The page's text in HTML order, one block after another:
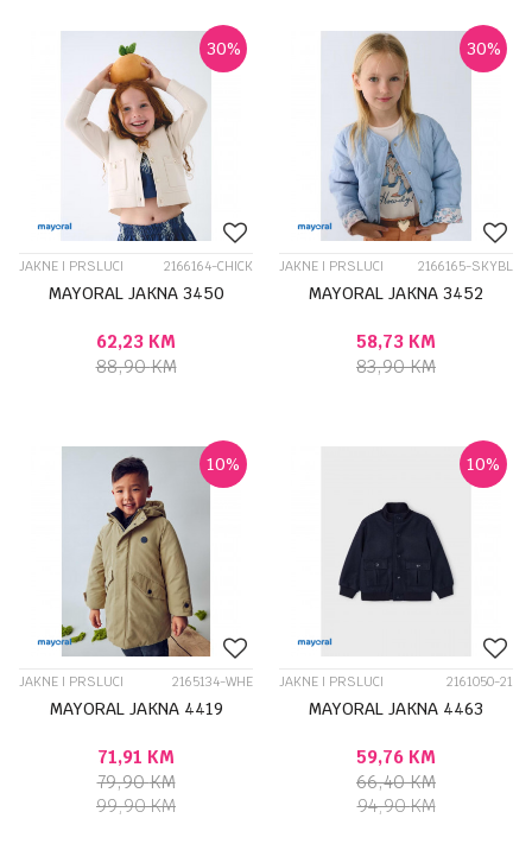
30%
JAKNE I PRSLUCI 2166164-CHICK
MAYORAL JAKNA 3450
62,23 KM
88,90KM
30%
JAKNE I PRSLUCI 2166165-SKYBL
MAYORAL JAKNA 3452
58,73 KM
83,90KM
10%
JAKNE I PRSLUCI 2165134-WHE
MAYORAL JAKNA 4419
71,91 KM
79,90KM
99,90KM
10%
JAKNE I PRSLUCI 2161050-21
MAYORAL JAKNA 4463
59,76 KM
66,40KM
94,90KM